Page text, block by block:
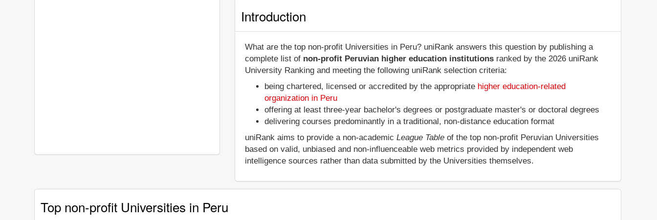
Introduction
What are the top non-profit Universities in Peru? uniRank answers this question by publishing a
complete list of non-profit Peruvian higher education institutions ranked by the 2026 uniRank
University Ranking and meeting the following uniRank selection criteria:
being chartered, licensed or accredited by the appropriate higher education-related
organization in Peru
offering at least three-year bachelor's degrees or postgraduate master's or doctoral degrees
delivering courses predominantly in a traditional, non-distance education format
uniRank aims to provide a non-academicLeague Table of the top non-profit Peruvian Universities
based on valid, unbiased and non-influenceable web metrics provided by independent web
intelligence sources rather than data submitted by the Universities themselves.
Top non-profit Universities in Peru